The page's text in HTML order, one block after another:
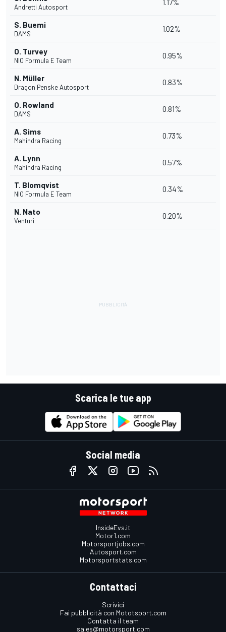
Andretti Autosport
1.17%
S. Buemi
DAMS
1.02%
O. Turvey
NIO Formula E Team
0.95%
N. Müller
Dragon Penske Autosport
0.83%
O. Rowland
DAMS
0.81%
A. Sims
Mahindra Racing
0.73%
A. Lynn
Mahindra Racing
0.57%
T. Blomqvist
NIO Formula E Team
0.34%
N. Nato
Venturi
0.20%
Scarica le tue app
Social media
InsideEvs.it
Motor1.com
Motorsportjobs.com
Autosport.com
Motorsportstats.com
Contattaci
Scrivici
Fai pubblicità con Mototsport.com
Contatta il team
sales@motorsport.com